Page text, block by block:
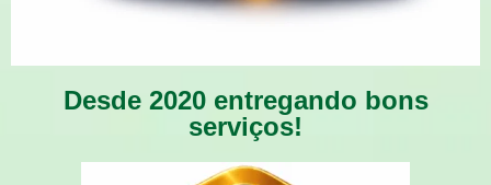
Desde 2020 entregando bons
serviços!